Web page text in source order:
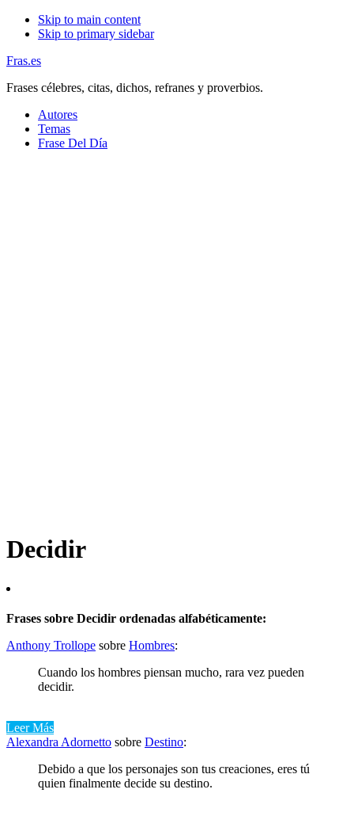
Skip to main content
Skip to primary sidebar
Fras.es
Frases célebres, citas, dichos, refranes y proverbios.
Autores
Temas
Frase Del Día
Decidir
Frases sobre Decidir ordenadas alfabéticamente:
Anthony Trollope sobre Hombres:
Cuando los hombres piensan mucho, rara vez pueden
decidir.
Leer Más
Alexandra Adornetto sobre Destino:
Debido a que los personajes son tus creaciones, eres tú
quien finalmente decide su destino.